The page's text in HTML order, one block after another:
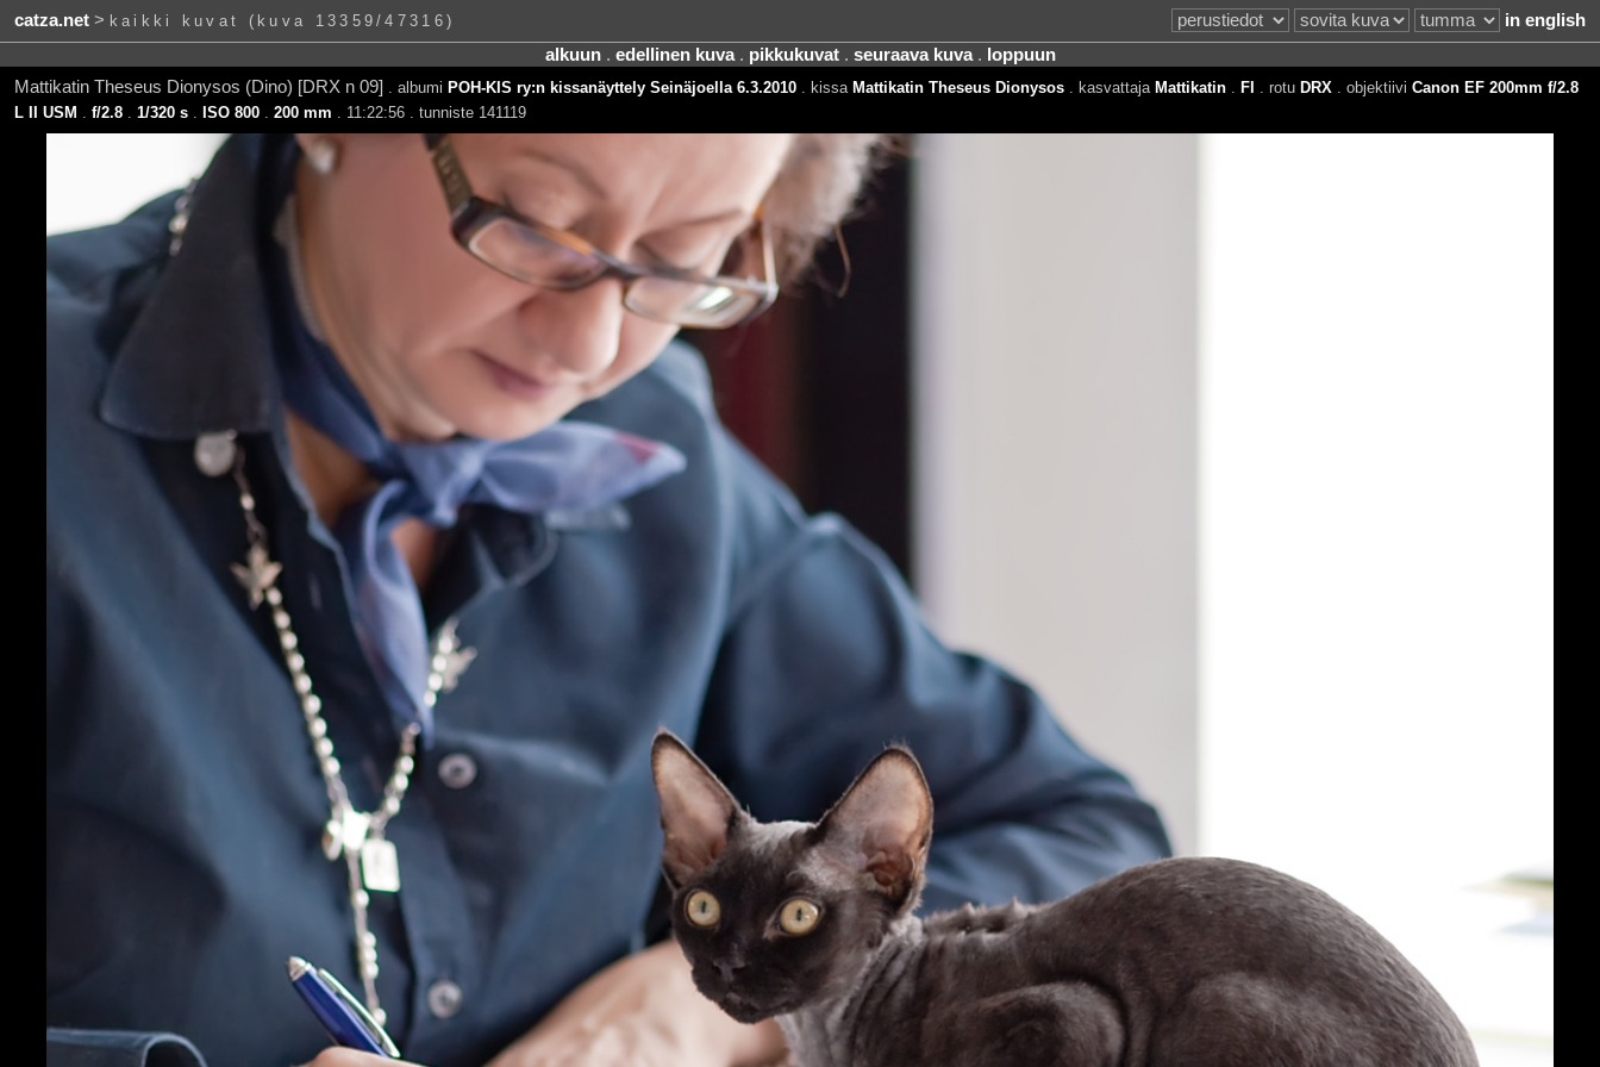
catza.net> kaikki kuvat (kuva 13359/47316)
in english
alkuun. edellinen kuva. pikkukuvat. seuraava kuva. loppuun
Mattikatin Theseus Dionysos (Dino) [DRX n 09]
. albumi POH-KIS ry:n kissanäyttely Seinäjoella 6.3.2010. kissa Mattikatin Theseus Dionysos. kasvattaja Mattikatin. FI . rotu DRX . objektiivi Canon EF 200mm f/2.8
L II USM
f/2.8. 1/320 s. ISO 800. 200 mm . 11:22:56 . tunniste 141119